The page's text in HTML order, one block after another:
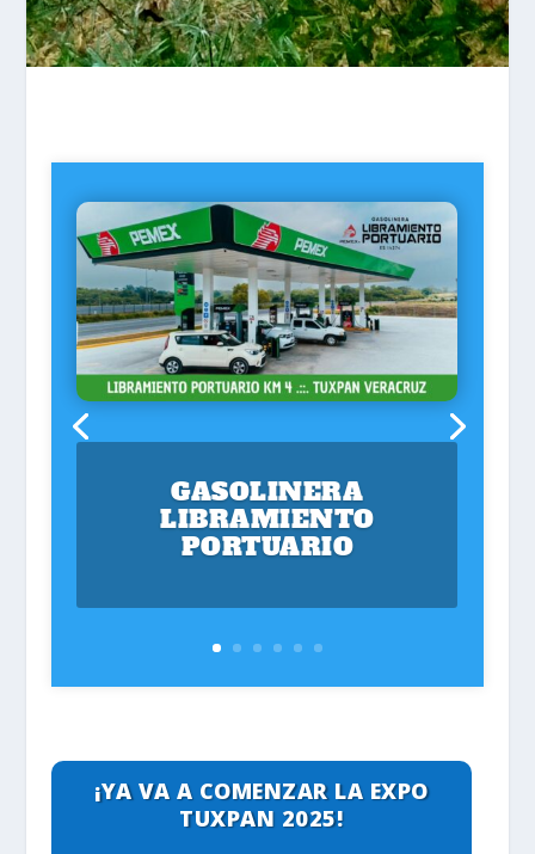
GASOLINERA
LIBRAMIENTO
PORTUARIO
¡YA VA A COMENZAR LA EXPO
TUXPAN 2025!